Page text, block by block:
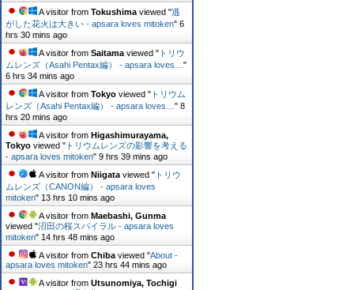
A visitor from Tokushimaviewed "逃
がした花火は大きい - apsara loves mitoken" 6
hrs 30 mins ago
A visitor from Saitamaviewed " トリウ
ムレンズ（Asahi Pentax編） - apsara loves…"
6 hrs 34 mins ago
A visitor from Tokyo viewed " トリウム
レンズ（Asahi Pentax編） - apsara loves…" 8
hrs 20 mins ago
A visitor from Higashimurayama,
Tokyo viewed " トリウムレンズの影響を考える
- apsara loves mitoken" 9 hrs 39 mins ago
A visitor from Niigataviewed " トリウ
ムレンズ（CANON編） - apsara loves
mitoken" 13 hrs 10 mins ago
A visitor from Maebashi, Gunma
viewed "沼田の桜スパイラル - apsara loves
mitoken" 14 hrs 48 mins ago
A visitor from Chibaviewed "About -
apsara loves mitoken" 23 hrs 44 mins ago
A visitor from Utsunomiya, Tochigi